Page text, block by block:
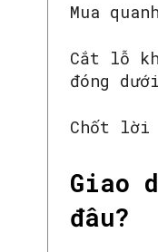
Mua
Cắt lỗ
đóng
Chốt lời
Giao
đâu?